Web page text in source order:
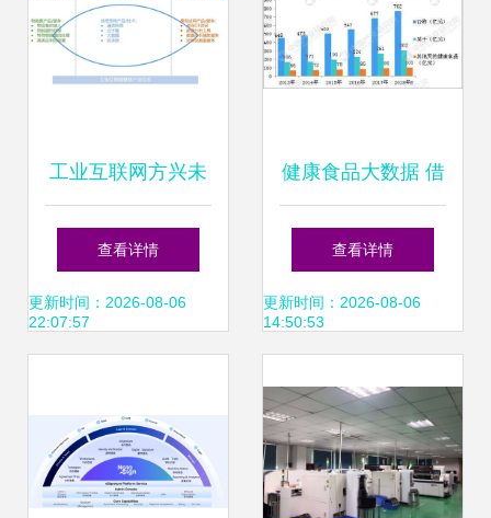
工业互联网方兴未
艾 以数据管理为
钥，开启工业智能
查看详情
更新时间：2026-08-06
22:07:57
健康食品大数据 借
力互联网开拓技术
服务新模式
查看详情
更新时间：2026-08-06
14:50:53